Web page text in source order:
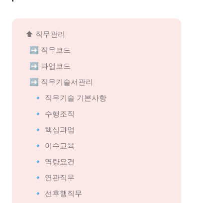
⬆️ 직무관리
➡️ 직무코드
➡️ 과업코드
➡️ 직무기술서관리
🔹 직무기술 기본사항
🔹 수행조직
🔹 핵심과업
🔹 이수교육
🔹 역량요건
🔹 연관직무
🔹 선후행직무